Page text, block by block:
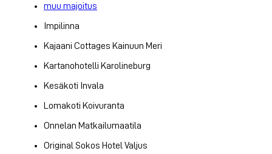
muu majoitus
Impilinna
Kajaani Cottages Kainuun Meri
Kartanohotelli Karolineburg
Kesäkoti Invala
Lomakoti Koivuranta
Onnelan Matkailumaatila
Original Sokos Hotel Valjus